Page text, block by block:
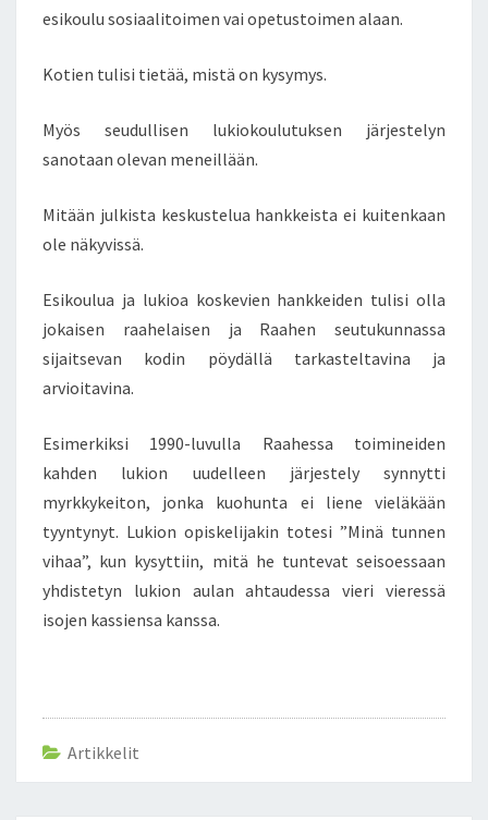
esikoulu sosiaalitoimen vai opetustoimen alaan.
Kotien tulisi tietää, mistä on kysymys.
Myös seudullisen lukiokoulutuksen järjestelyn
sanotaan olevan meneillään.
Mitään julkista keskustelua hankkeista ei kuitenkaan
ole näkyvissä.
Esikoulua ja lukioa koskevien hankkeiden tulisi olla
jokaisen raahelaisen ja Raahen seutukunnassa
sijaitsevan kodin pöydällä tarkasteltavina ja
arvioitavina.
Esimerkiksi 1990-luvulla Raahessa toimineiden
kahden lukion uudelleen järjestely synnytti
myrkkykeiton, jonka kuohunta ei liene vieläkään
tyyntynyt. Lukion opiskelijakin totesi ”Minä tunnen
vihaa”, kun kysyttiin, mitä he tuntevat seisoessaan
yhdistetyn lukion aulan ahtaudessa vieri vieressä
isojen kassiensa kanssa.
Artikkelit